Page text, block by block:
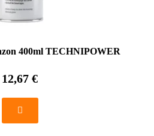
400ml TECHNIPOWER
12,67 €